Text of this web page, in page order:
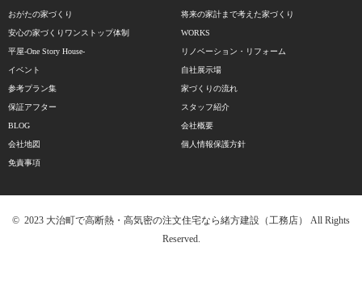
おがたの家づくり 将来の家計まで考えた家づくり
安心の家づくりワンストップ体制 WORKS
平屋-One Story House- リノベーション・リフォーム
イベント 自社展示場
参考プラン集 家づくりの流れ
保証アフター スタッフ紹介
BLOG 会社概要
会社地図 個人情報保護方針
免責事項
© 2023 大治町で高断熱・高気密の注文住宅なら緒方建設（工務店） All Rights
Reserved.